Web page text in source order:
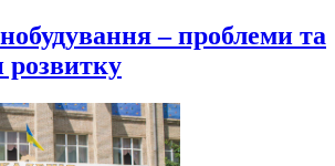
– проблеми та
розвитку